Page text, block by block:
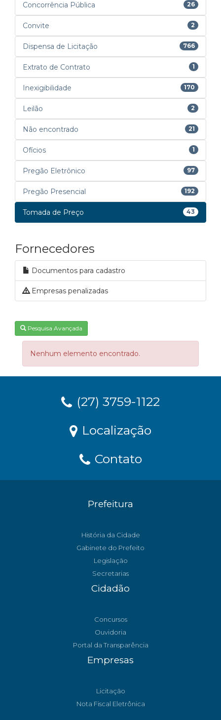
Concorrência Pública 26
Convite 2
Dispensa de Licitação 766
Extrato de Contrato 1
Inexigibilidade 170
Leilão 2
Não encontrado 21
Ofícios 1
Pregão Eletrônico 97
Pregão Presencial 192
Tomada de Preço 43
Fornecedores
Documentos para cadastro
Empresas penalizadas
Pesquisa Avançada
Nenhum elemento encontrado.
(27) 3759-1122
Localização
Contato
Prefeitura
História da Cidade
Gabinete do Prefeito
Legislação
Secretarias
Cidadão
Concursos
Ouvidoria
Portal da Transparência
Empresas
Licitação
Nota Fiscal Eletrônica